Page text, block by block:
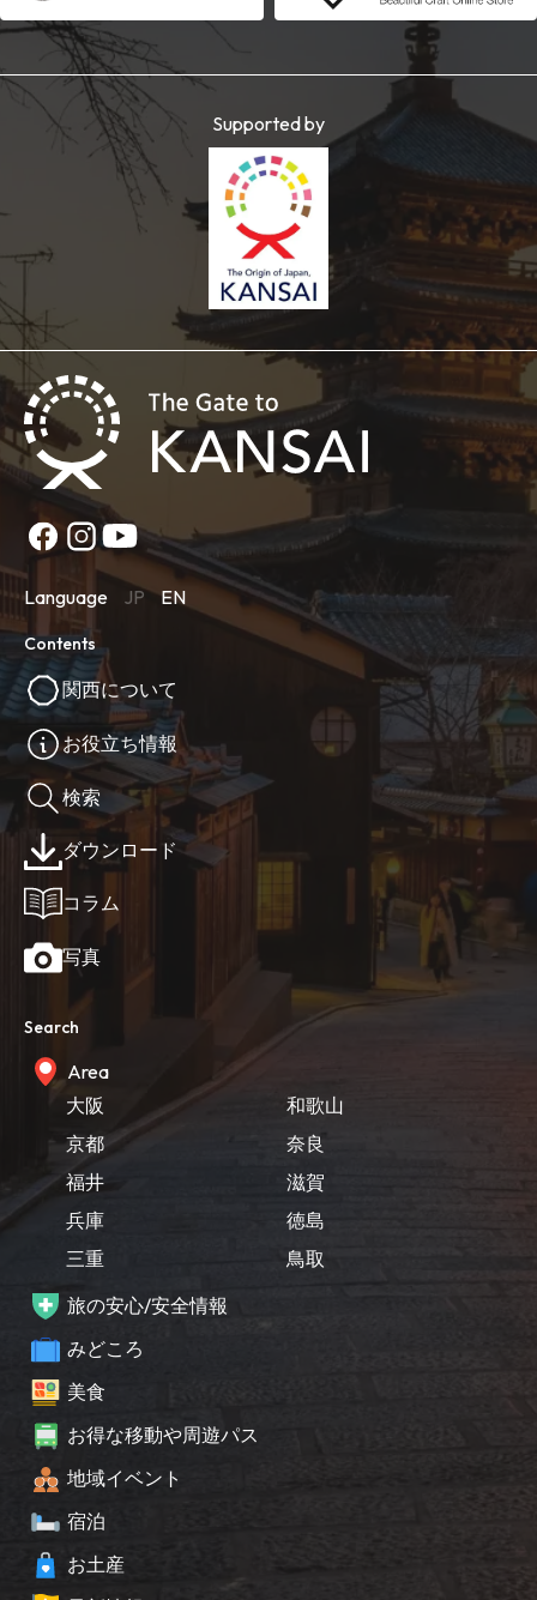
Supported by
Language JP EN
Contents
関西について
お役立ち情報
検索
ダウンロード
コラム
写真
Search
Area
大阪
京都
福井
兵庫
三重
和歌山
奈良
滋賀
徳島
鳥取
旅の安心/安全情報
みどころ
美食
お得な移動や周遊パス
地域イベント
宿泊
お土産